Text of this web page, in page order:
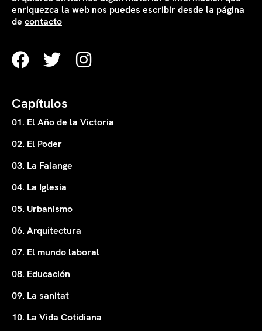
enriquezca la web nos puedes escribir desde la página
de contacto
Capítulos
01. El Año de la Victoria
02. El Poder
03. La Falange
04. La Iglesia
05. Urbanismo
06. Arquitectura
07. El mundo laboral
08. Educación
09. La sanitat
10. La Vida Cotidiana